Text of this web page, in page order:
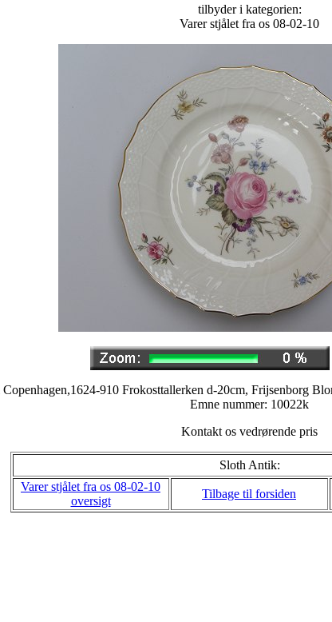
tilbyder i kategorien:
Varer stjålet fra os 08-02-10
910 Frokosttallerken d-20cm, Frijsenborg
Emne nummer: 10022k
Kontakt os vedrørende pris
Sloth Antik:
Varer stjålet fra os 08-02-10
oversigt
Tilbage til forsiden